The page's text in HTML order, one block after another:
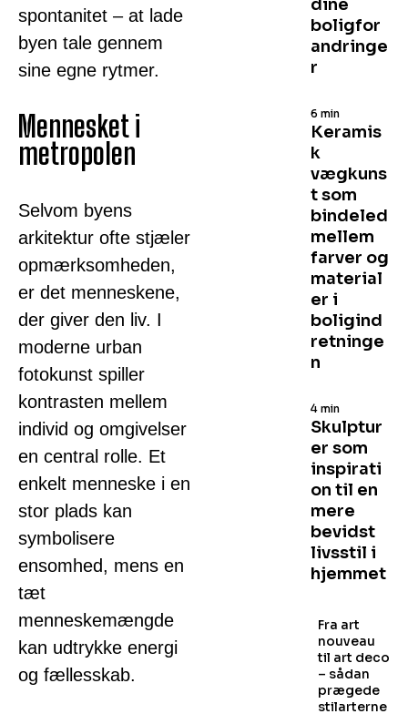
spontanitet – at lade
byen tale gennem
sine egne rytmer.
Mennesket i
metropolen
Selvom byens
arkitektur ofte stjæler
opmærksomheden,
er det menneskene,
der giver den liv. I
moderne urban
fotokunst spiller
kontrasten mellem
individ og omgivelser
en central rolle. Et
enkelt menneske i en
stor plads kan
symbolisere
ensomhed, mens en
tæt
menneskemængde
kan udtrykke energi
og fællesskab.
dine
boligfor
andringe
r
Keramis
k
vægkuns
t som
bindeled
mellem
farver og
material
er i
boligind
retninge
n
6 min
Skulptur
er som
inspirati
on til en
mere
bevidst
livsstil i
hjemmet
4 min
Fra art
nouveau
til art deco
– sådan
prægede
stilarterne